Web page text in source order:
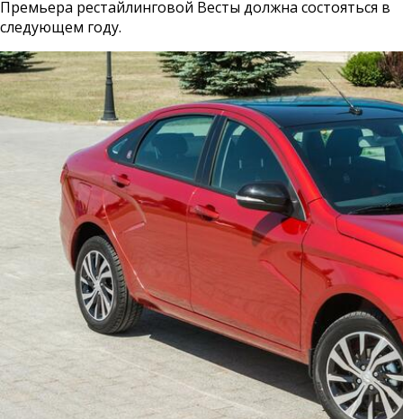
Премьера рестайлинговой Весты должна состояться в
следующем году.